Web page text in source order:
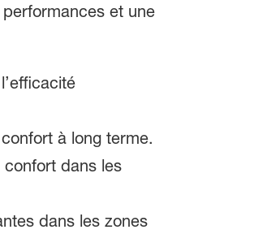
et une
à long terme.
confort dans les
dans les zones